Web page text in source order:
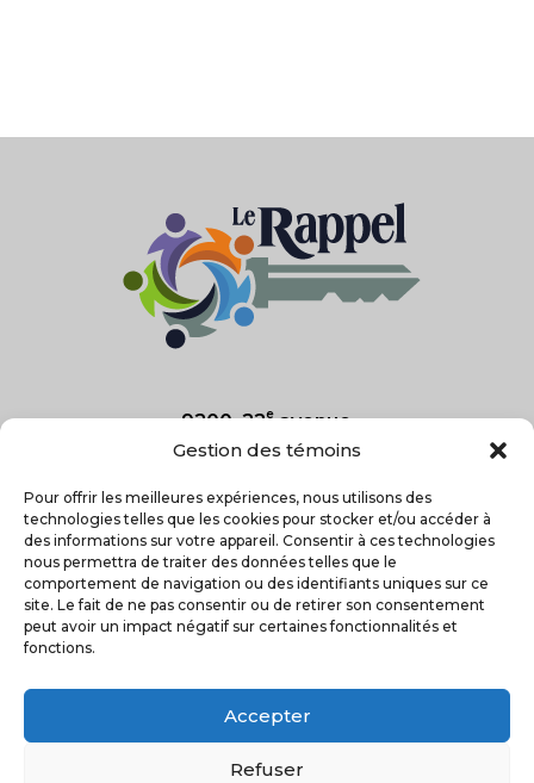
Gestion des témoins
Pour offrir les meilleures expériences, nous utilisons des
technologies telles que les cookies pour stocker et/ou accéder à
des informations sur votre appareil. Consentir à ces technologies
nous permettra de traiter des données telles que le
comportement de navigation ou des identifiants uniques sur ce
site. Le fait de ne pas consentir ou de retirer son consentement
peut avoir un impact négatif sur certaines fonctionnalités et
fonctions.
Accepter
Refuser
9200, 22eavenue
Saint-Georges, Qc
418-227-2025
